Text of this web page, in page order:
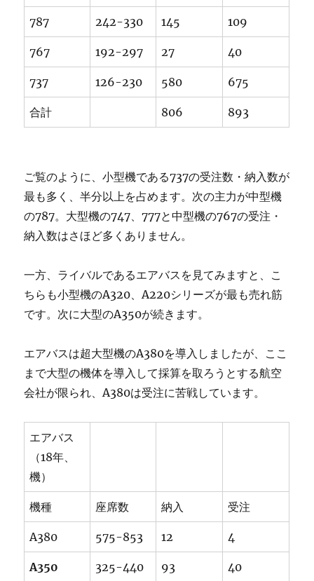
787 242-330 145 109
767 192-297 27 40
737 126-230 580 675
合計 806 893
ご覧のように、小型機である737の受注数・納入数が
最も多く、半分以上を占めます。次の主力が中型機
の787。大型機の747、777と中型機の767の受注・
納入数はさほど多くありません。
一方、ライバルであるエアバスを見てみますと、こ
ちらも小型機のA320、A220シリーズが最も売れ筋
です。次に大型のA350が続きます。
エアバスは超大型機のA380を導入しましたが、ここ
まで大型の機体を導入して採算を取ろうとする航空
会社が限られ、A380は受注に苦戦しています。
エアバス
（18年、
機）
機種 座席数 納入 受注
A380 575-853 12 4
A350 325-440 93 40